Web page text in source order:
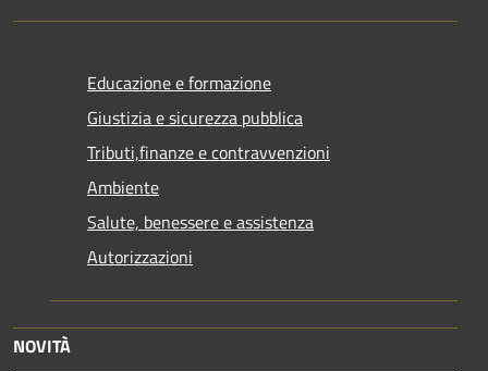
Educazione e formazione
Giustizia e sicurezza pubblica
Tributi,finanze e contravvenzioni
Ambiente
Salute, benessere e assistenza
Autorizzazioni
NOVITÀ